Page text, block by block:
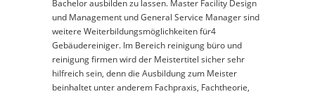
Bachelor ausbilden zu lassen. Master Facility Design
und Management und General Service Manager sind
weitere Weiterbildungsmöglichkeiten für4
Gebäudereiniger. Im Bereich reinigung büro und
reinigung firmen wird der Meistertitel sicher sehr
hilfreich sein, denn die Ausbildung zum Meister
beinhaltet unter anderem Fachpraxis, Fachtheorie,